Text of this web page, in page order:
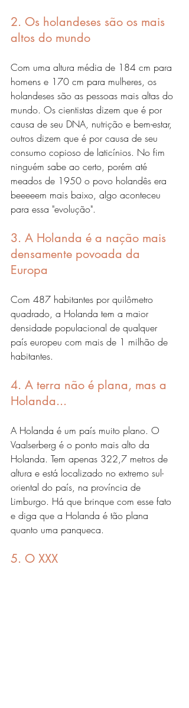
2. Os holandeses são os mais
altos do mundo
Com uma altura média de 184 cm para
homens e 170 cm para mulheres, os
holandeses são as pessoas mais altas do
mundo. Os cientistas dizem que é por
causa de seu DNA, nutrição e bem-estar,
outros dizem que é por causa de seu
consumo copioso de laticínios. No fim
ninguém sabe ao certo, porém até
meados de 1950 o povo holandês era
beeeeem mais baixo, algo aconteceu
para essa "evolução".
3. A Holanda é a nação mais
densamente povoada da
Europa
Com 487 habitantes por quilômetro
quadrado, a Holanda tem a maior
densidade populacional de qualquer
país europeu com mais de 1 milhão de
habitantes.
4. A terra não é plana, mas a
Holanda...
A Holanda é um país muito plano. O
Vaalserberg é o ponto mais alto da
Holanda. Tem apenas 322,7 metros de
altura e está localizado no extremo sul-
oriental do país, na província de
Limburgo. Há que brinque com esse fato
e diga que a Holanda é tão plana
quanto uma panqueca.
5. O XXX